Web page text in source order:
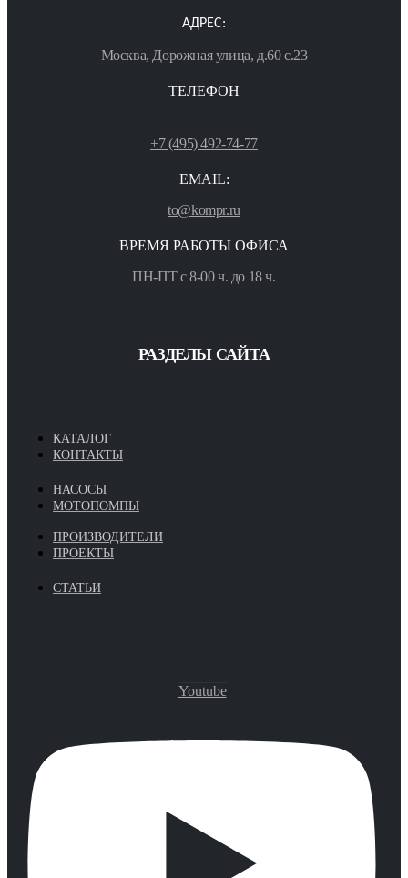
АДРЕС:
Москва, Дорожная улица, д.60 с.23
ТЕЛЕФОН
+7 (495) 492-74-77
EMAIL:
to@kompr.ru
ВРЕМЯ РАБОТЫ ОФИСА
ПН-ПТ с 8-00 ч. до 18 ч.
РАЗДЕЛЫ САЙТА
КАТАЛОГ
КОНТАКТЫ
НАСОСЫ
МОТОПОМПЫ
ПРОИЗВОДИТЕЛИ
ПРОЕКТЫ
СТАТЬИ
Youtube